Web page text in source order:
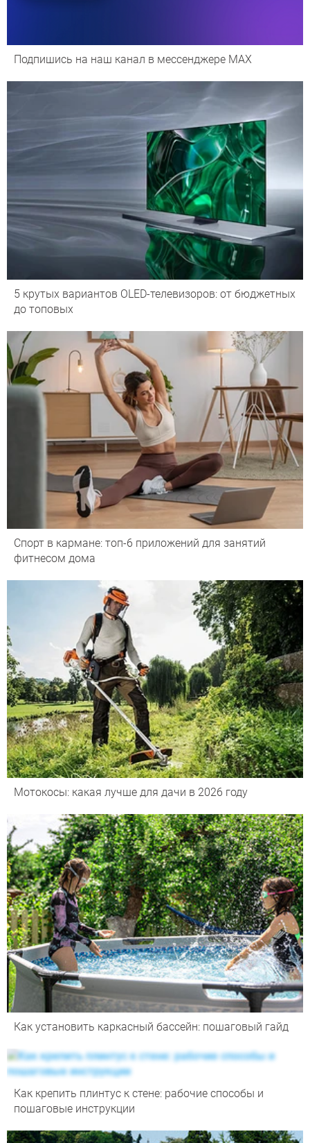
Подпишись на наш канал в мессенджере МАХ
5 крутых вариантов OLED-телевизоров: от бюджетных
до топовых
Спорт в кармане: топ-6 приложений для занятий
фитнесом дома
Мотокосы: какая лучше для дачи в 2026 году
Как установить каркасный бассейн: пошаговый гайд
Как крепить плинтус к стене: рабочие способы и
пошаговые инструкции